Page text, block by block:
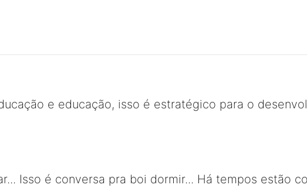
e educação, isso é estratégico para o
Isso é conversa pra boi dormir... Há tempos estão